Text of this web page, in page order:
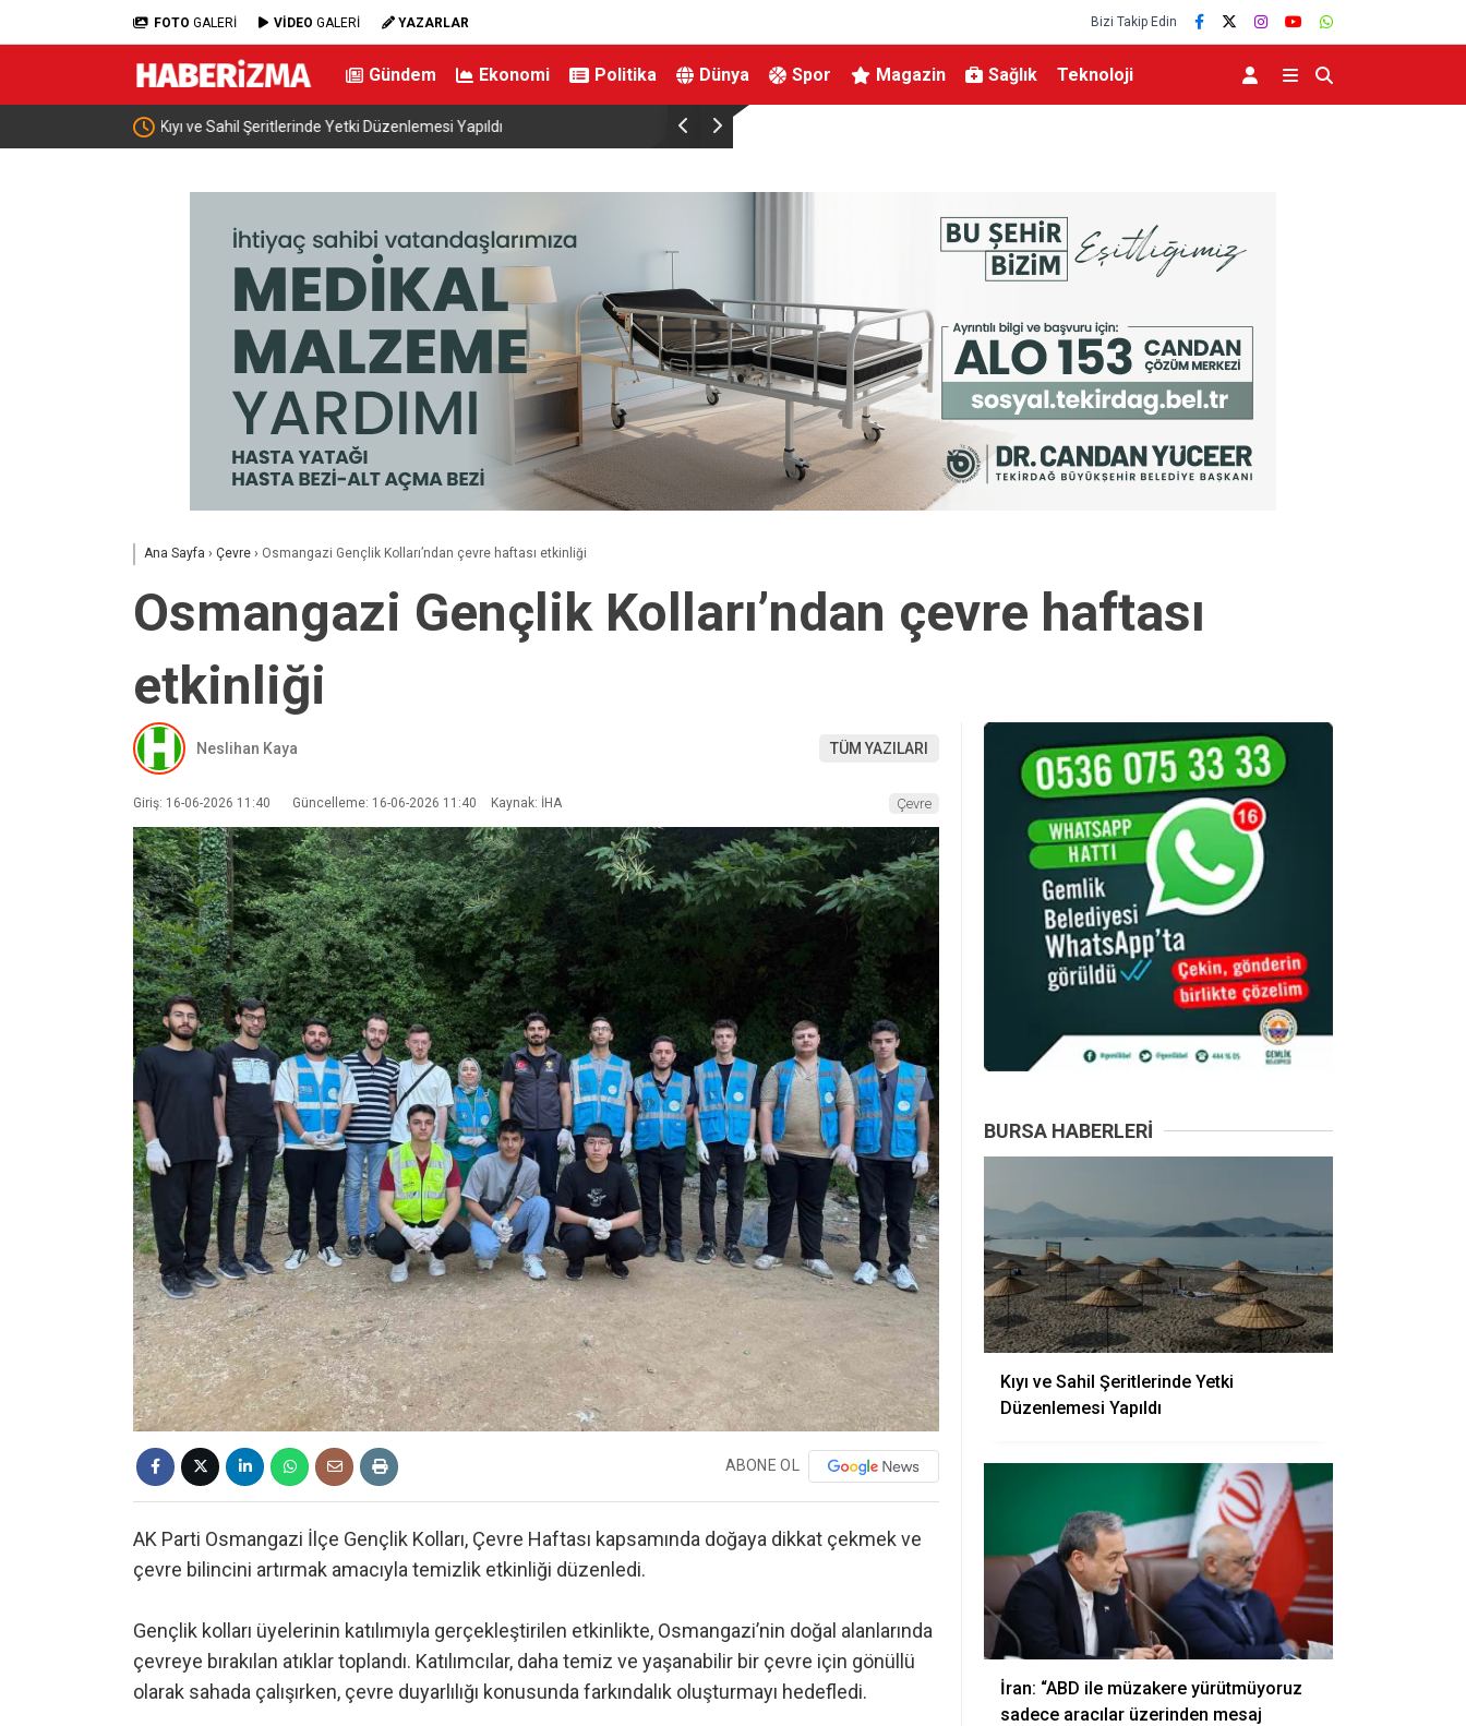
FOTO GALERİ VİDEO GALERİ YAZARLAR Bizi Takip Edin
Gündem Ekonomi Politika Dünya Spor Magazin Sağlık Teknoloji
İran: “ABD ile müzakere yürütmüyoruz sadece aracılar üzerinden Kestel’de yollar yenilenip genişletiliyor
Ana Sayfa › Çevre › Osmangazi Gençlik Kolları’ndan çevre haftası etkinliği
Osmangazi Gençlik Kolları’ndan çevre haftası
etkinliği
Neslihan Kaya TÜM YAZILARI
Giriş: 16-06-2026 11:40 Güncelleme: 16-06-2026 11:40 Kaynak: İHA Çevre
ABONE OL
AK Parti Osmangazi İlçe Gençlik Kolları, Çevre Haftası kapsamında doğaya dikkat çekmek ve
çevre bilincini artırmak amacıyla temizlik etkinliği düzenledi.
Gençlik kolları üyelerinin katılımıyla gerçekleştirilen etkinlikte, Osmangazi’nin doğal alanlarında
çevreye bırakılan atıklar toplandı. Katılımcılar, daha temiz ve yaşanabilir bir çevre için gönüllü
olarak sahada çalışırken, çevre duyarlılığı konusunda farkındalık oluşturmayı hedefledi.
BURSA HABERLERI
Kıyı ve Sahil Şeritlerinde Yetki
Düzenlemesi Yapıldı
İran: “ABD ile müzakere yürütmüyoruz
sadece aracılar üzerinden mesaj